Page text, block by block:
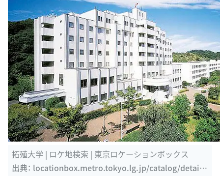
拓殖大学 | ロケ地検索 | 東京ロケーションボックス
出典：locationbox.metro.tokyo.lg.jp/catalog/detail.
html?pdid=1111
大学編？